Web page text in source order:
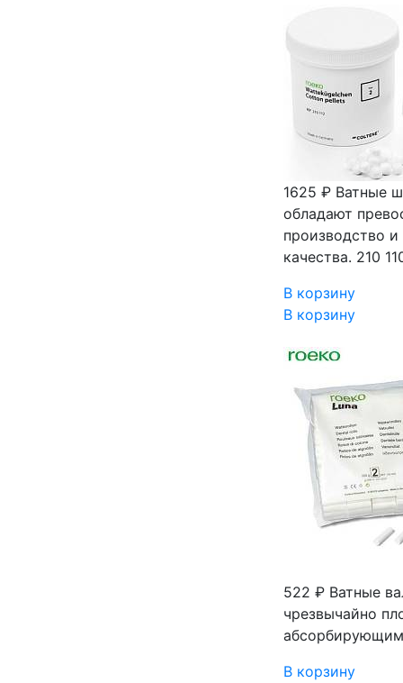
1625 ₽ Ватные
обладают
производство
качества. 210
В корзину
В корзину
522 ₽ Ватные
чрезвычайно
абсорбирующим
В корзину